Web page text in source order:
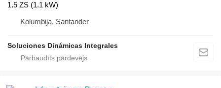
1.5 ZS (1.1 kW)
Kolumbija, Santander
Soluciones Dinámicas Integrales